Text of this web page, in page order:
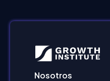
Nosotros